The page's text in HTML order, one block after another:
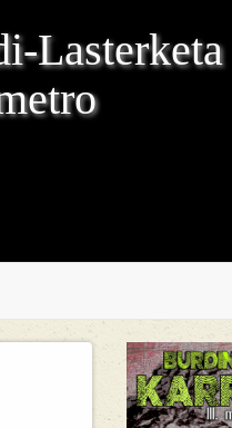
Lasterketa